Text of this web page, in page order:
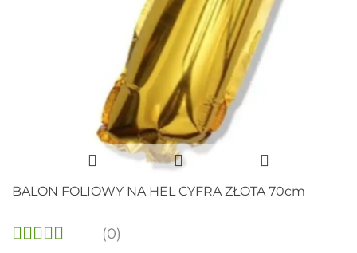
BALON FOLIOWY NA HEL CYFRA ZŁOTA 70cm
(0)